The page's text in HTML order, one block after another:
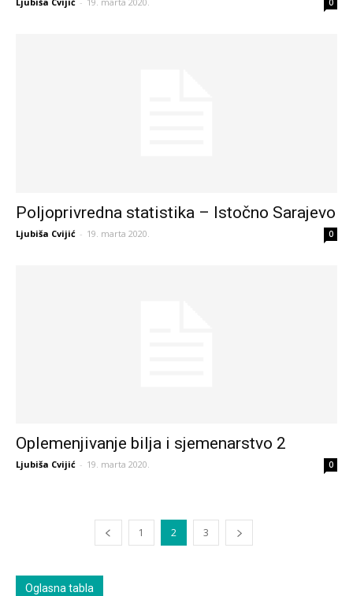
0
Poljoprivredna statistika – Istočno Sarajevo
Ljubiša Cvijić - 19. marta 2020. 0
Oplemenjivanje bilja i sjemenarstvo 2
Ljubiša Cvijić - 19. marta 2020. 0
1 2 3
Oglasna tabla